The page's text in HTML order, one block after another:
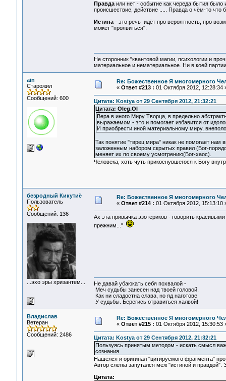
Правдаили нет - событие как череда бытия было
происшествие, действие ..... Правда о чём-то что
Истина- это речь идёт про вероятность, про
может "проявиться".
Не сторонник "квантовой магии, психологии и
материальное и нематериальное. Ни в коей
ain
Старожил
Сообщений: 600
Re: Божественное Я многомерного
« Ответ #213 : 01 Октября 2012, 12:28:34
Цитата: Kostya от 29 Сентября 2012, 21:32:21
Цитата: Oleg.Ol
Вера в иного Миру Творца, в предельно
выражаемом - это и помогает избавится от
И приобрести иной материальному миру,
Так понятие "тврец мира" никак не помогает нам
заложенным набором скрытых правил (Бог-
меняет их по своему усмотрению(Бог-хаос).
Человека, хоть чуть прикоснувшегося к Богу
безродный Кикутиё
Пользователь
Сообщений: 136
...эхо эры хризантем...
Re: Божественное Я многомерного
« Ответ #214 : 01 Октября 2012, 15:13:10
Ах эта привычка эзотериков - говорить
прежним..."
Не давай убаюкать себя похвалой -
Меч судьбы занесен над твоей головой.
Как ни сладостна слава, но яд наготове
У судьбы. Берегись отравиться халвой!
Владислав
Ветеран
Сообщений: 2486
Re: Божественное Я многомерного
« Ответ #215 : 01 Октября 2012, 15:30:53
Цитата: Kostya от 29 Сентября 2012, 21:32:21
Пользуясь принятым методом - искать смысл
сознания
Нашёлся и оригинал "цитируемого фрагмента"
Автор слегка запутался меж "истиной и правдой".
Цитата: